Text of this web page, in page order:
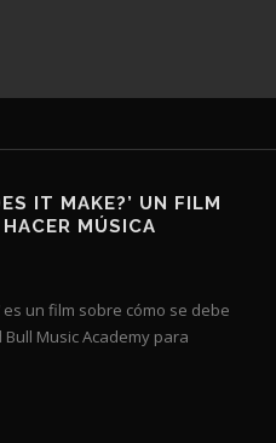
IT MAKE?’ UN FILM
MÚSICA
es un film sobre cómo se debe
Music Academy para